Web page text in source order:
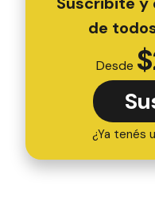
de
Desde $
¿Ya tenés